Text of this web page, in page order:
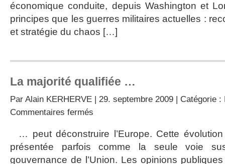
économique conduite, depuis Washington et
principes que les guerres militaires actuelles :
et stratégie du chaos […]
La majorité qualifiée …
Par Alain KERHERVE | 29. septembre 2009 | Catégorie :
Commentaires fermés
qualifiée
… peut déconstruire l’Europe. Cette
présentée parfois comme la seule voie
gouvernance de l’Union. Les opinions